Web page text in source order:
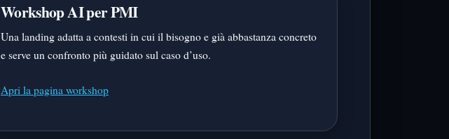
Workshop AI per PMI
Una landing adatta a contesti in cui il bisogno e già abbastanza concreto
e serve un confronto più guidato sul caso d’uso.
Apri la pagina workshop